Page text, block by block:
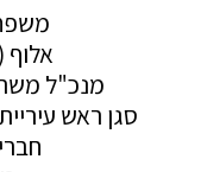
מנכ"ל
סגן ראש